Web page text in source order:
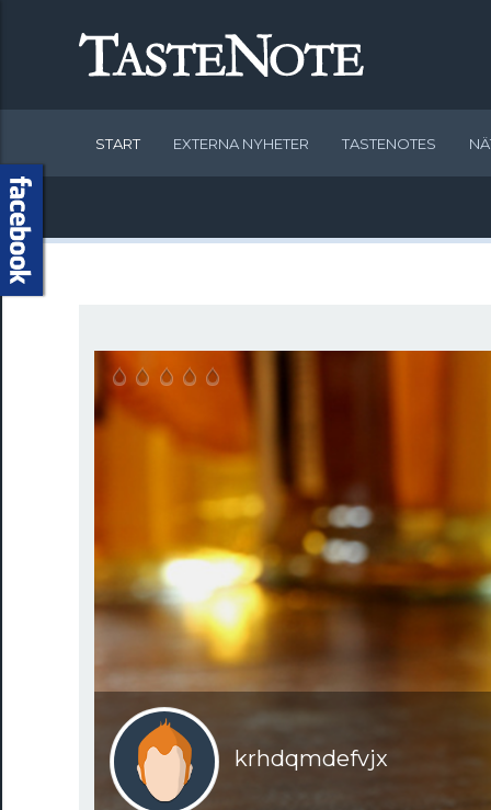
START EXTERNA NYHETER TASTENOTES
krhdqmdefvjx